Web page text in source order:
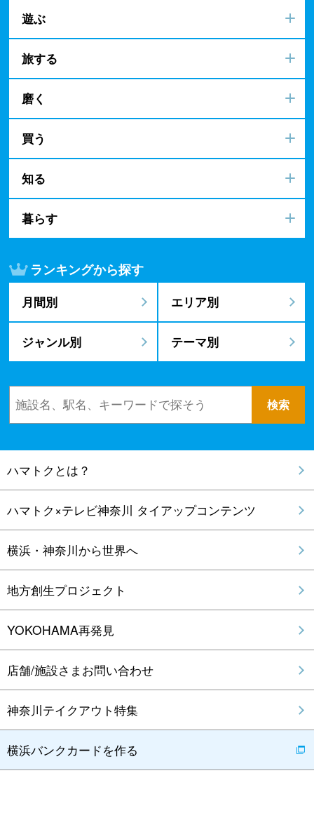
遊ぶ
旅する
磨く
買う
知る
暮らす
ランキングから探す
月間別 エリア別
ジャンル別 テーマ別
ハマトクとは？
ハマトク×テレビ神奈川 タイアップコンテンツ
横浜・神奈川から世界へ
地方創生プロジェクト
YOKOHAMA再発見
店舗/施設さまお問い合わせ
神奈川テイクアウト特集
横浜バンクカードを作る